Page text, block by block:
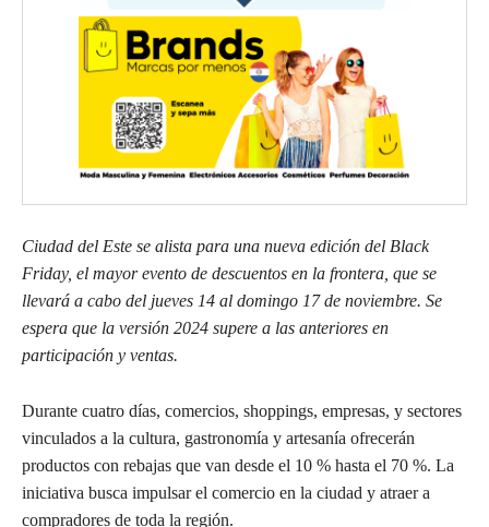
Ciudad del Este se alista para una nueva edición del Black
Friday, el mayor evento de descuentos en la frontera, que se
llevará a cabo del jueves 14 al domingo 17 de noviembre. Se
espera que la versión 2024 supere a las anteriores en
participación y ventas.
Durante cuatro días, comercios, shoppings, empresas, y sectores
vinculados a la cultura, gastronomía y artesanía ofrecerán
productos con rebajas que van desde el 10 % hasta el 70 %. La
iniciativa busca impulsar el comercio en la ciudad y atraer a
compradores de toda la región.